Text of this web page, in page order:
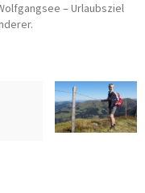
– Urlaubsziel